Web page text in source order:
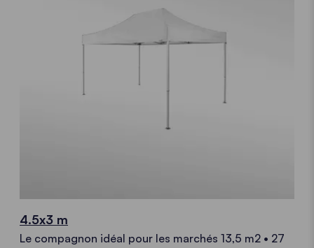
4.5x3 m
Le compagnon idéal pour les marchés 13,5 m2 • 27